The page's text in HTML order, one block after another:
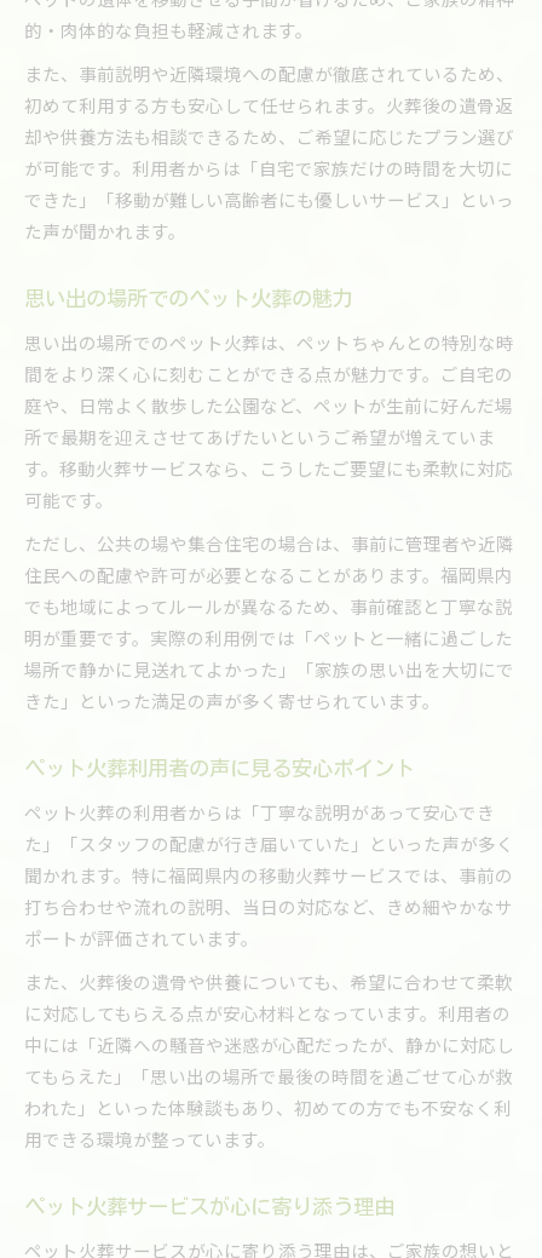
的・肉体的な負担も軽減されます。
また、事前説明や近隣環境への配慮が徹底されているため、
初めて利用する方も安心して任せられます。火葬後の遺骨返
却や供養方法も相談できるため、ご希望に応じたプラン選び
が可能です。利用者からは「自宅で家族だけの時間を大切に
できた」「移動が難しい高齢者にも優しいサービス」といっ
た声が聞かれます。
思い出の場所でのペット火葬の魅力
思い出の場所でのペット火葬は、ペットちゃんとの特別な時
間をより深く心に刻むことができる点が魅力です。ご自宅の
庭や、日常よく散歩した公園など、ペットが生前に好んだ場
所で最期を迎えさせてあげたいというご希望が増えていま
す。移動火葬サービスなら、こうしたご要望にも柔軟に対応
可能です。
ただし、公共の場や集合住宅の場合は、事前に管理者や近隣
住民への配慮や許可が必要となることがあります。福岡県内
でも地域によってルールが異なるため、事前確認と丁寧な説
明が重要です。実際の利用例では「ペットと一緒に過ごした
場所で静かに見送れてよかった」「家族の思い出を大切にで
きた」といった満足の声が多く寄せられています。
ペット火葬利用者の声に見る安心ポイント
ペット火葬の利用者からは「丁寧な説明があって安心でき
た」「スタッフの配慮が行き届いていた」といった声が多く
聞かれます。特に福岡県内の移動火葬サービスでは、事前の
打ち合わせや流れの説明、当日の対応など、きめ細やかなサ
ポートが評価されています。
また、火葬後の遺骨や供養についても、希望に合わせて柔軟
に対応してもらえる点が安心材料となっています。利用者の
中には「近隣への騒音や迷惑が心配だったが、静かに対応し
てもらえた」「思い出の場所で最後の時間を過ごせて心が救
われた」といった体験談もあり、初めての方でも不安なく利
用できる環境が整っています。
ペット火葬サービスが心に寄り添う理由
ペット火葬サービスが心に寄り添う理由は、ご家族の想いと